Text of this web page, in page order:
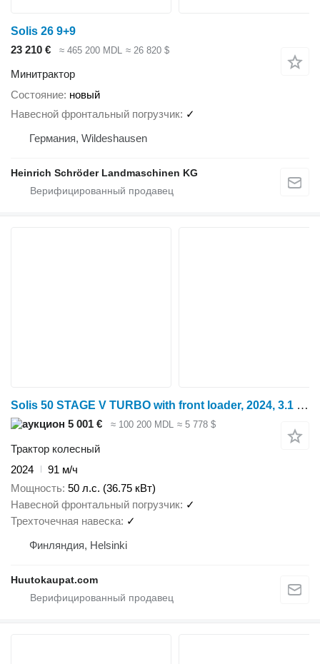
Solis 26 9+9
23 210 €
≈ 465 200 MDL ≈ 26 820 $
Минитрактор
Состояние новый
Навесной фронтальный погрузчик ✓
Германия, Wildeshausen
Heinrich Schröder Landmaschinen KG
Solis 50 STAGE V TURBO with front loader, 2024, 3.1 L, Diesel, Helsink
5 001 € ≈ 100 200 MDL ≈ 5 778 $
Трактор колесный
2024
91 м/ч
Мощность 50 л.с. (36.75 кВт)
Навесной фронтальный погрузчик ✓
Трехточечная навеска ✓
Финляндия, Helsinki
Huutokaupat.com